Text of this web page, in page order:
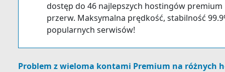
dostęp do 46 najlepszych hostingów
przerw. Maksymalna prędkość, stabilność
popularnych serwisów!
Problem z wieloma kontami Premium na różnych